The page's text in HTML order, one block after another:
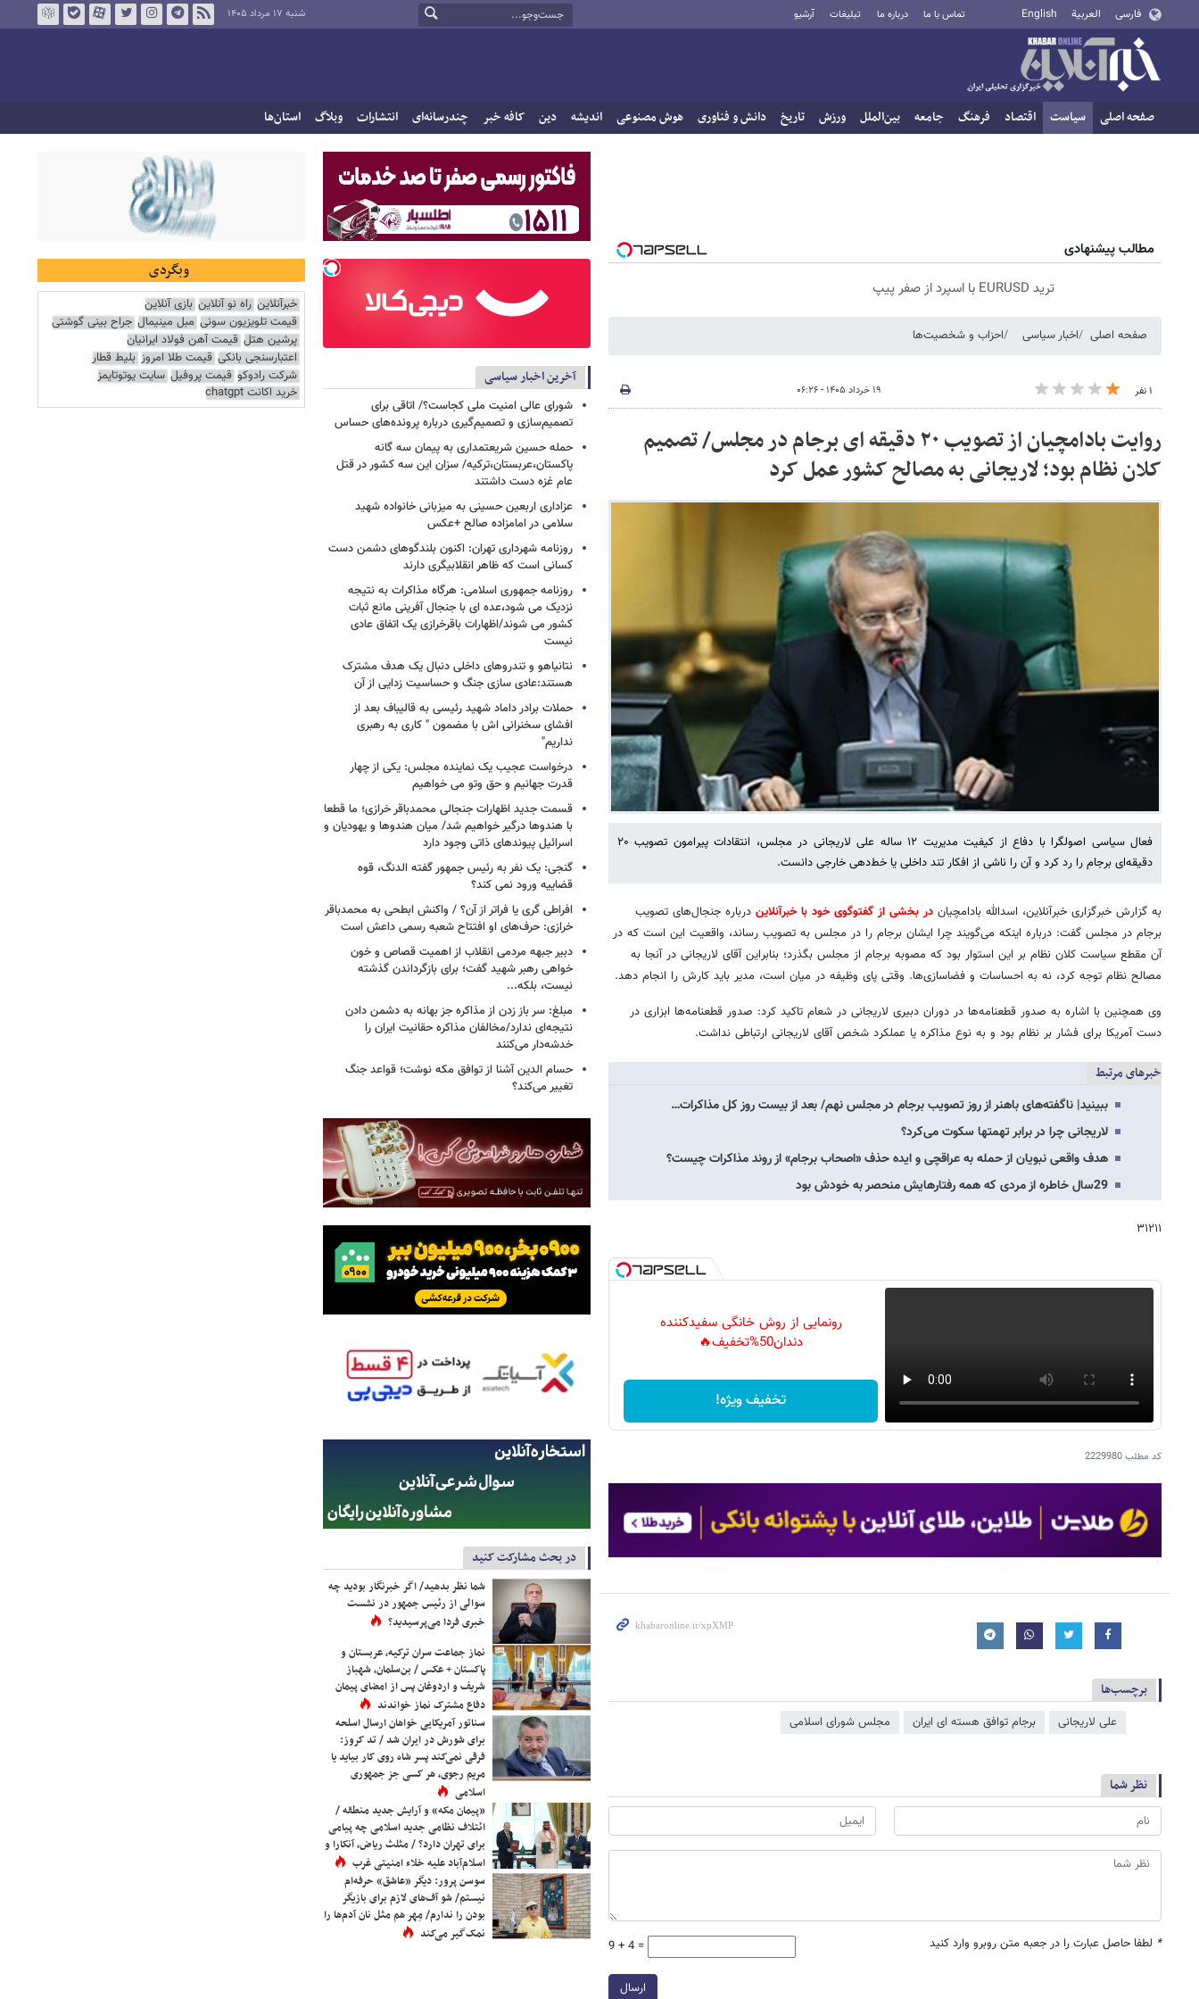
فارسی العربية English تماس با ما درباره ما تبلیغات آرشیو شنبه ۱۷ مرداد ۱۴۰۵
صفحه اصلی سیاست اقتصاد فرهنگ جامعه بین‌الملل ورزش تاریخ دانش و فناوری هوش مصنوعی اندیشه دین کافه خبر چندرسانه‌ای انتشارات وبلاگ استان‌ها
مطالب پیشنهادی
ترید EURUSD با اسپرد از صفر پیپ
صفحه اصلی اخبار سیاسی احزاب و شخصیت‌ها
۱ نفر ۱۹ خرداد ۱۴۰۵ - ۰۶:۲۶
روایت بادامچیان از تصویب ۲۰ دقیقه ای برجام در مجلس/ تصمیم
کلان نظام بود؛ لاریجانی به مصالح کشور عمل کرد
فعال سیاسی اصولگرا با دفاع از کیفیت مدیریت ۱۲ ساله علی لاریجانی در مجلس، انتقادات پیرامون تصویب ۲۰
دقیقه‌ای برجام را رد کرد و آن را ناشی از افکار تند داخلی یا خط‌دهی خارجی دانست.
به گزارش خبرگزاری خبرآنلاین، اسدالله بادامچیان در بخشی از گفت­وگوی خود با خبرآنلاین درباره جنجال‌های تصویب
برجام در مجلس گفت: درباره اینکه می‌گویند چرا ایشان برجام را در مجلس به تصویب رساند، واقعیت این است که در
آن مقطع سیاست کلان نظام بر این استوار بود که مصوبه برجام از مجلس بگذرد؛ بنابراین آقای لاریجانی در آنجا به
مصالح نظام توجه کرد، نه به احساسات و فضاسازی‌ها. وقتی پای وظیفه در میان است، مدیر باید کارش را انجام دهد.
وی همچنین با اشاره به صدور قطعنامه‌ها در دوران دبیری لاریجانی در شعام تاکید کرد: صدور قطعنامه‌ها ابزاری در
دست آمریکا برای فشار بر نظام بود و به نوع مذاکره یا عملکرد شخص آقای لاریجانی ارتباطی نداشت.
خبرهای مرتبط
ببینید| ناگفته‌های باهنر از روز تصویب برجام در مجلس نهم/ بعد از بیست روز کل مذاکرات…
لاریجانی چرا در برابر تهمتها سکوت می‌کرد؟
هدف واقعی نبویان از حمله به عراقچی و ایده حذف «اصحاب برجام» از روند مذاکرات چیست؟
29سال خاطره از مردی که همه رفتارهایش منحصر به خودش بود
۳۱۲۱۱
رونمایی از روش خانگی سفیدکننده
دندان50%تخفیف🔥
تخفیف ویژه!
کد مطلب2229980
برچسب‌ها
علی لاریجانی برجام توافق هسته ای ایران مجلس شورای اسلامی
نظر شما
* لطفا حاصل عبارت را در جعبه متن روبرو وارد کنید 9 + 4 =
ارسال
آخرین اخبار سیاسی
شورای عالی امنیت ملی کجاست؟/ اتاقی برای
تصمیم‌سازی و تصمیم‌گیری درباره پرونده‌های حساس
حمله حسین شریعتمداری به پیمان سه گانه
پاکستان،عربستان،ترکیه/ سزان این سه کشور در قتل
عام غزه دست داشتند
عزاداری اربعین حسینی به میزبانی خانواده شهید
سلامی در امامزاده صالح +عکس
روزنامه شهرداری تهران: اکنون بلندگوهای دشمن دست
کسانی است که ظاهر انقلابیگری دارند
روزنامه جمهوری اسلامی: هرگاه مذاکرات به نتیجه
نزدیک می شود،عده ای با جنجال آفرینی مانع ثبات
کشور می شوند/اظهارات باقرخرازی یک اتفاق عادی
نیست
نتانیاهو و تندروهای داخلی دنبال یک هدف مشترک
هستند:عادی سازی جنگ و حساسیت زدایی از آن
حملات برادر داماد شهید رئیسی به قالیباف بعد از
افشای سخنرانی اش با مضمون " کاری به رهبری
نداریم"
درخواست عجیب یک نماینده مجلس: یکی از چهار
قدرت جهانیم و حق وتو می خواهیم
قسمت جدید اظهارات جنجالی محمدباقر خرازی؛ ما قطعا
با هندوها درگیر خواهیم شد/ میان هندوها و یهودیان و
اسرائیل پیوندهای ذاتی وجود دارد
گنجی: یک نفر به رئیس جمهور گفته الدنگ، قوه
قضاییه ورود نمی کند؟
افراطی گری یا فراتر از آن؟ / واکنش ابطحی به محمدباقر
خرازی: حرف‌های او افتتاح شعبه رسمی داعش است
دبیر جبهه مردمی انقلاب از اهمیت قصاص و خون
خواهی رهبر شهید گفت؛ برای بازگرداندن گذشته
نیست، بلکه...
مبلغ: سر باز زدن از مذاکره‌ جز بهانه به دشمن دادن
نتیجه‌ای ندارد/مخالفان مذاکره حقانیت ایران را
خدشه‌دار می‌کنند
حسام الدین آشنا از توافق مکه نوشت؛ قواعد جنگ
تغییر می‌کند؟
در بحث مشارکت کنید
شما نظر بدهید/ اگر خبرنگار بودید چه
سوالی از رئیس جمهور در نشست
خبری فردا می‌پرسیدید؟
نماز جماعت سران ترکیه، عربستان و
پاکستان + عکس / بن‌سلمان، شهباز
شریف و اردوغان پس از امضای پیمان
دفاع مشترک نماز خواندند
سناتور آمریکایی خواهان ارسال اسلحه
برای شورش در ایران شد / تد کروز:
فرقی نمی‌کند پسر شاه روی کار بیاید یا
مریم رجوی، هر کسی جز جمهوری
اسلامی
«پیمان مکه» و آرایش جدید منطقه /
ائتلاف نظامی جدید اسلامی چه پیامی
برای تهران دارد؟ / مثلث ریاض، آنکارا و
اسلام‌آباد علیه خلاء امنیتی غرب
سوسن پرور: دیگر «عاشق» حرفه‌ام
نیستم/ شو آف‌های لازم برای بازیگر
بودن را ندارم/ مِهر هم مثل نان آدم‌ها را
نمک‌گیر می‌کند
وبگردی
خبرآنلاین راه نو آنلاین بازی آنلاین
قیمت تلویزیون سونی مبل مینیمال جراح بینی گوشتی
پرشین هتل قیمت آهن فولاد ایرانیان
اعتبارسنجی بانکی قیمت طلا امروز بلیط قطار
شرکت رادوکو قیمت پروفیل سایت یوتوتایمز
خرید اکانت chatgpt